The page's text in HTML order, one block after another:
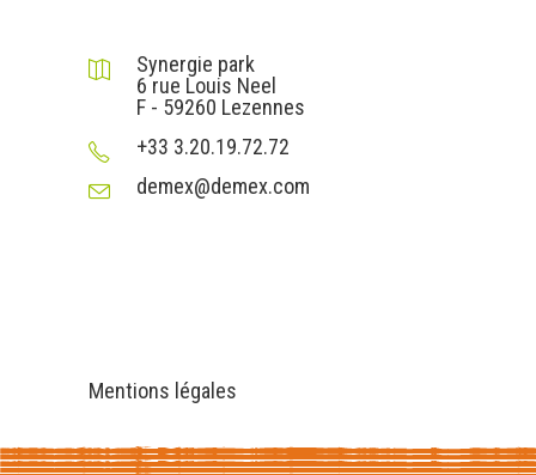
Synergie park
6 rue Louis Neel
F - 59260 Lezennes
+33 3.20.19.72.72
demex@demex.com
Mentions légales